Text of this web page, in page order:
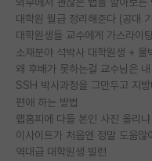
대학원 월급 정리해준다 (공대
소재분야 석박사 대학원생 + 물
편애 하는 방법
랩홈피에 다들 본인 사진 올리냐
이사이트가 처음엔 정말 도움많
역대급 대학원생 빌런